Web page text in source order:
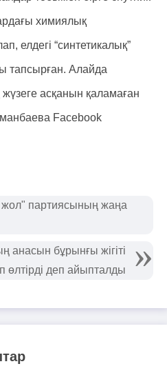
химиялық
елдегі “синтетикалық”
тапсырған. Алайда
асқанын қаламаған
Facebook
партиясының жаңа
анасын бұрынғы жігіті
өлтірді деп айыпталды